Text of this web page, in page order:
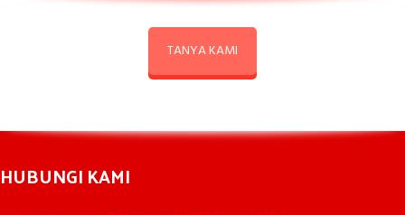
TANYA KAMI
HUBUNGI KAMI